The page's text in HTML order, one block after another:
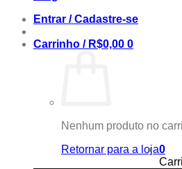
Entrar / Cadastre-se
Carrinho / R$0,00 0
Nenhum produto no
Retornar para a loja0